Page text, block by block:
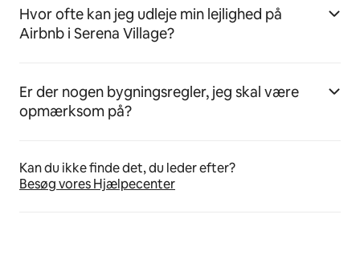
Hvor ofte kan jeg udleje min lejlighed på
Airbnb i Serena Village?
Er der nogen bygningsregler, jeg skal være
opmærksom på?
Kan du ikke finde det, du leder efter?
Besøg vores Hjælpecenter